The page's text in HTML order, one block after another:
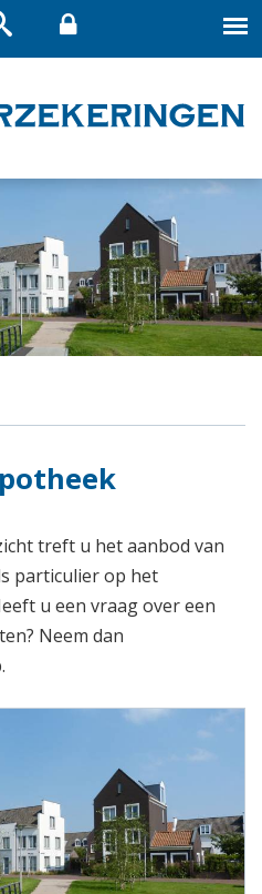
treft u het aanbod van
particulier op het
u een vraag over een
Neem dan